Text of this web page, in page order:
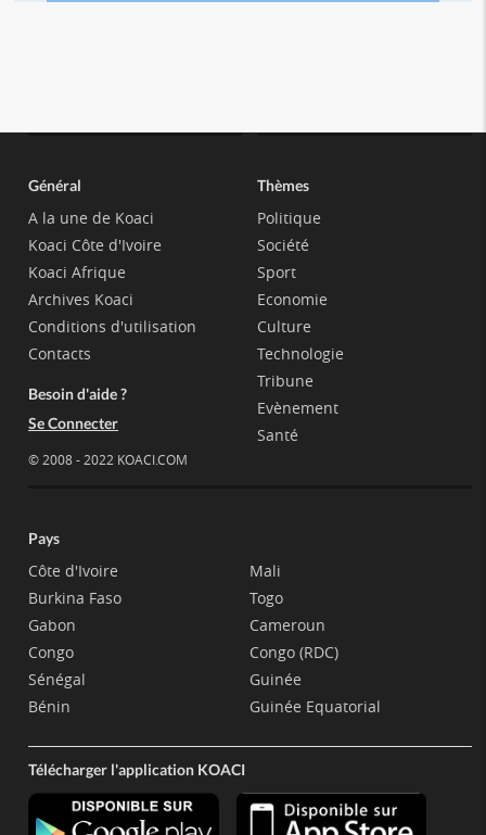
Général
A la une de Koaci
Koaci Côte d'Ivoire
Koaci Afrique
Archives Koaci
Conditions d'utilisation
Contacts
Besoin d'aide ?
Se Connecter
© 2008 - 2022 KOACI.COM
Thèmes
Politique
Société
Sport
Economie
Culture
Technologie
Tribune
Evènement
Santé
Pays
Côte d'Ivoire
Burkina Faso
Gabon
Congo
Sénégal
Bénin
Mali
Togo
Cameroun
Congo (RDC)
Guinée
Guinée Equatorial
Télécharger l'application KOACI